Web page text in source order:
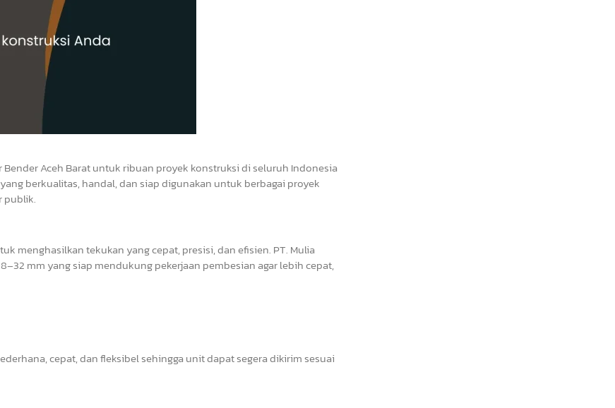
Bender Aceh Barat untuk ribuan proyek konstruksi di seluruh Indonesia
berkualitas, handal, dan siap digunakan untuk berbagai proyek
publik.
menghasilkan tekukan yang cepat, presisi, dan efisien. PT. Mulia
mm yang siap mendukung pekerjaan pembesian agar lebih cepat,
cepat, dan fleksibel sehingga unit dapat segera dikirim sesuai